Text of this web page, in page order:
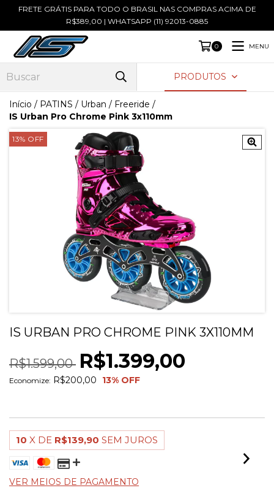
FRETE GRÁTIS PARA TODO O BRASIL NAS COMPRAS ACIMA DE
R$389,00 | WHATSAPP (11) 92013-0885
0 MENU
PRODUTOS
Início / PATINS / Urban / Freeride /
IS Urban Pro Chrome Pink 3x110mm
13% OFF
IS URBAN PRO CHROME PINK 3X110MM
R$1.599,00 R$1.399,00
Economize: R$200,00 13% OFF
10 X DE R$139,90 SEM JUROS
VER MEIOS DE PAGAMENTO